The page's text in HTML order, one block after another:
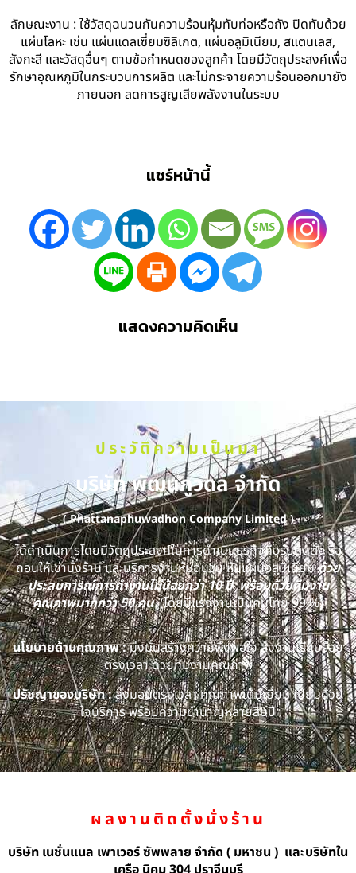
ลักษณะงาน : ใช้วัสดุฉนวนกันความร้อนหุ้มทับท่อหรือถัง ปิดทับด้วย
แผ่นโลหะ เช่น แผ่นแดลเซี่ยมซิลิเกต, แผ่นอลูมิเนียม, สแตนเลส,
สังกะสี และวัสดุอื่นๆ ตามข้อกำหนดของลูกค้า โดยมีวัตถุประสงค์เพื่อ
รักษาอุณหภูมิในกระบวนการผลิต และไม่กระจายความร้อนออกมายัง
ภายนอก ลดการสูญเสียพลังงานในระบบ
แชร์หน้านี้
แสดงความคิดเห็น
ประวัติความเป็นมา
บริษัท พัฒนภูวดล จำกัด
( Phattanaphuwadhon Company Limited )
ได้ดำเนินการโดยมีวัตถุประสงค์ในการดำเนินธุรกิจคือรับติดตั้ง รื้อ
ถอนให้เช่านั่งร้าน และบริการงานหุ้มฉนวน หุ้มแผ่นอลูมิเนียมด้วย
ประสบการณ์การทำงานไม่น้อยกว่า 10 ปี พร้อมด้วยทีมงาน
คุณภาพมากกว่า 50 คน(โดยมีแรงงานเป็นคนไทย 99 %)
นโยบายด้านคุณภาพ :มุ่งมั่นสร้างความพึงพอใจ ส่งงานเรียบร้อย
ตรงเวลา ด้วยทีมงานคุณภาพ
ปรัชญาของบริษัท :ส่งมอบตรงเวลา คุณภาพเต็มเยี่ยม เปี่ยมด้วย
ใจบริการ พร้อมความชำนาญหลายสิบปี
ผลงานติดตั้งนั่งร้าน
บริษัท เนชั่นแนล เพาเวอร์ ซัพพลาย จำกัด ( มหาชน ) และบริษัทใน